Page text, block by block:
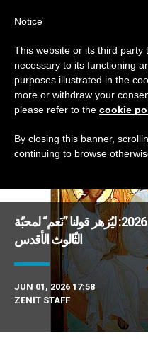
DAY
June
DERNIÈRES
عناوين نشرة الاثنين 1 حزيران 2026: ليُزهر قولنا ”نَعم“ لمحبّة
الثّالوث الأقدس
JUN 01, 2026 17:58
ZENIT STAFF
Notice
This website or its third party
necessary to its functioning
purposes illustrated in the
more or withdraw your
please refer to the cookie
By closing this banner,
continuing to browse